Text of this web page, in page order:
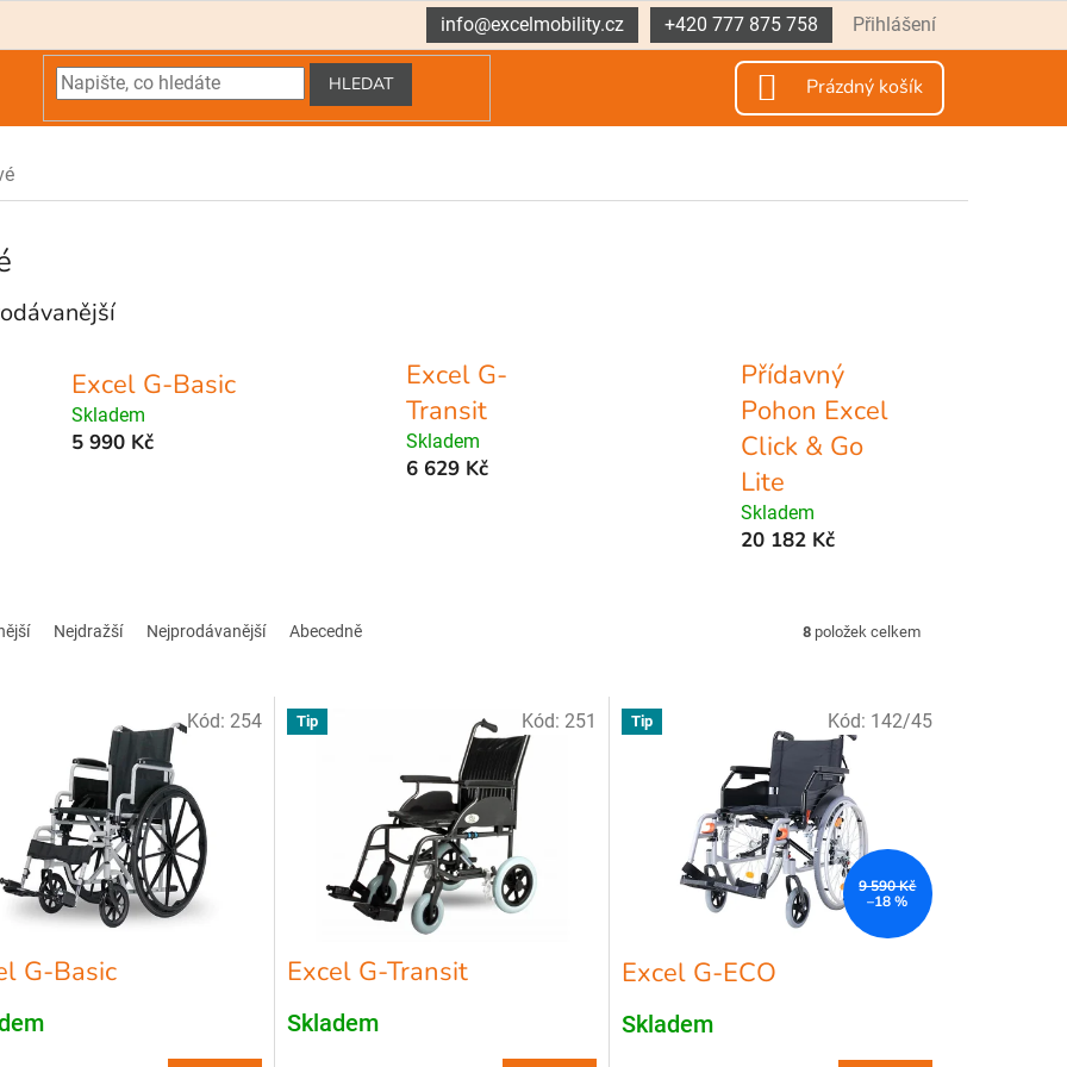
info@excelmobility.cz +420 777 875 758 Přihlášení
HLEDAT
NÁKUPNÍ
KOŠÍK
Prázdný košík
Excel G-Basic
Skladem
5 990 Kč
Excel G-
Transit
Skladem
6 629 Kč
Přídavný
Pohon Excel
Click & Go
Lite
Skladem
20 182 Kč
Nejdražší Nejprodávanější Abecedně 8 položek celkem
G-Basic
Kód: 254 Tip
Excel G-Transit
Skladem
Kód: 251 Tip
9 590 Kč
–18 %
Excel G-ECO
Skladem
Kód: 142/45